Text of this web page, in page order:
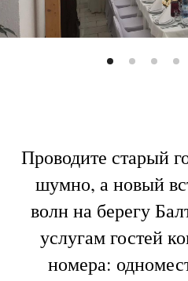
Проводите старый
шумно, а новый
волн на берегу
услугам гостей
номера: